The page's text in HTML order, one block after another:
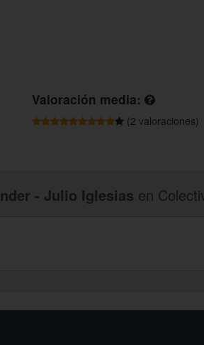
Valoración media:
(2 valoraciones)
- Julio Iglesias en